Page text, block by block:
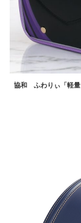
協和 ふわりぃ「軽量